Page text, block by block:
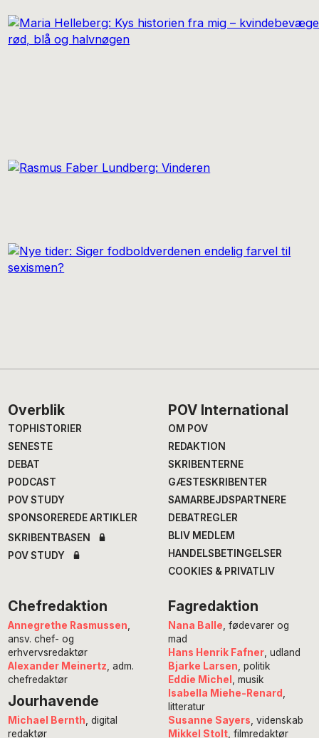
Footer
Overblik
TOPHISTORIER
SENESTE
DEBAT
PODCAST
POV STUDY
SPONSOREREDE ARTIKLER
SKRIBENTBASEN
POV STUDY
POV International
OM POV
REDAKTION
SKRIBENTERNE
GÆSTESKRIBENTER
SAMARBEJDSPARTNERE
DEBATREGLER
BLIV MEDLEM
HANDELSBETINGELSER
COOKIES & PRIVATLIV
Chefredaktion
Annegrethe Rasmussen
ansv. chef- og
erhvervsredaktør
Alexander Meinertz , adm.
chefredaktør
Jourhavende
Michael Bernth, digital
redaktør
Fagredaktion
Nana Balle , fødevarer og
mad
Hans Henrik Fafner, udland
Bjarke Larsen , politik
Eddie Michel , musik
Isabella Miehe-Renard
litteratur
Susanne Sayers , videnskab
Mikkel Stolt, filmredaktør